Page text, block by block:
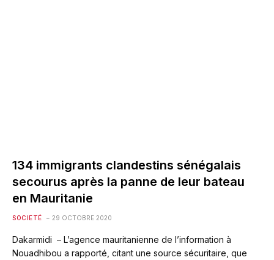
134 immigrants clandestins sénégalais
secourus après la panne de leur bateau
en Mauritanie
SOCIETÉ 29 OCTOBRE 2020
Dakarmidi – L’agence mauritanienne de l’information à
Nouadhibou a rapporté, citant une source sécuritaire, que